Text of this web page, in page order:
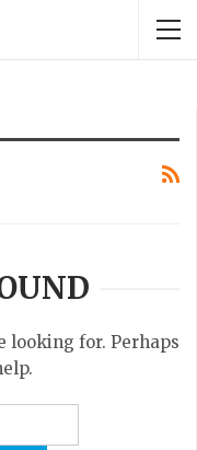
looking for. Perhaps